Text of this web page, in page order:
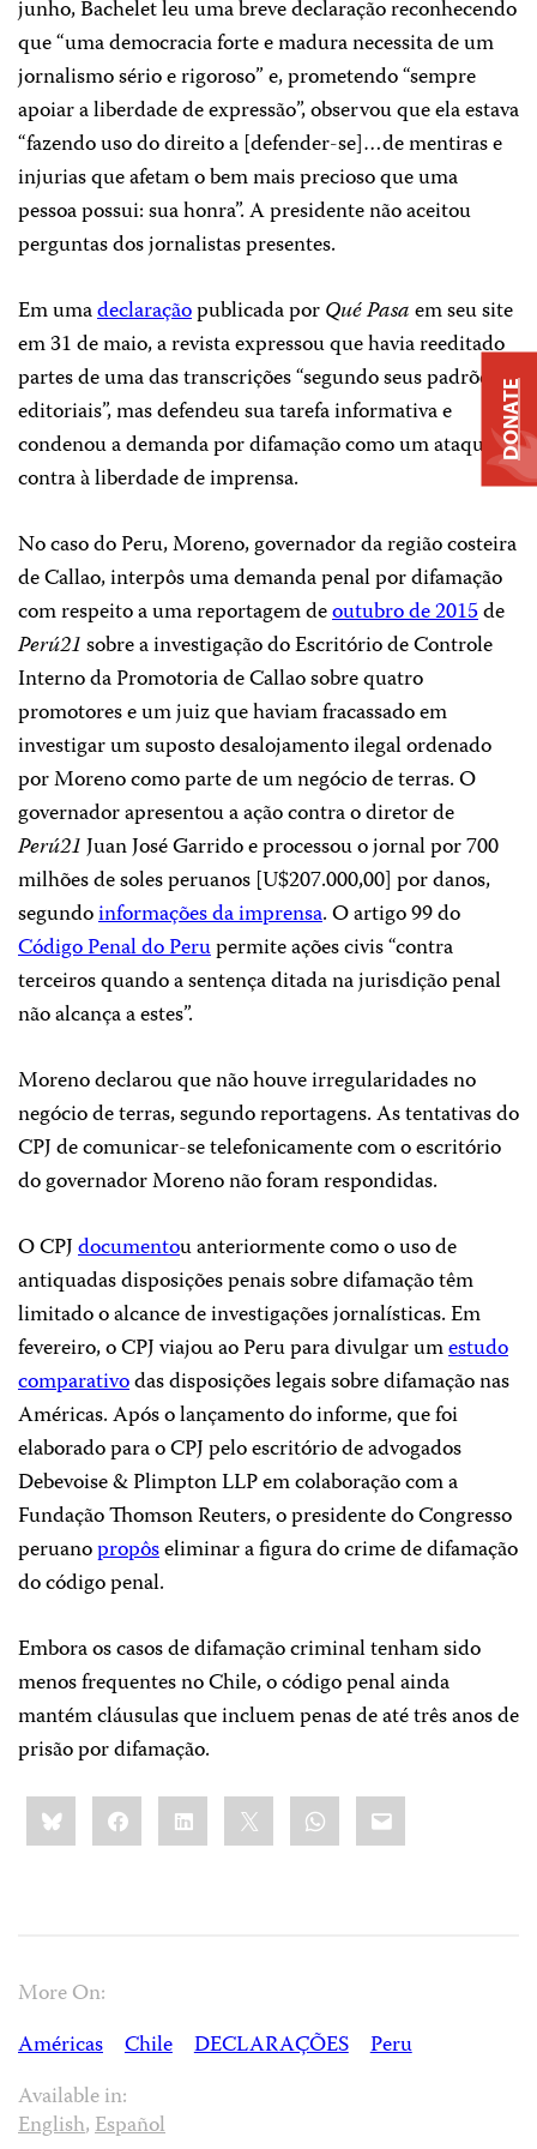
junho, Bachelet leu uma breve declaração reconhecendo
que “uma democracia forte e madura necessita de um
jornalismo sério e rigoroso” e, prometendo “sempre
apoiar a liberdade de expressão”, observou que ela estava
“fazendo uso do direito a [defender-se]…de mentiras e
injurias que afetam o bem mais precioso que uma
pessoa possui: sua honra”. A presidente não aceitou
perguntas dos jornalistas presentes.
Em umadeclaraçãopublicada porQué Pasaem seu site
em 31 de maio, a revista expressou que havia reeditado
partes de uma das transcrições “segundo seus padrões
editoriais”, mas defendeu sua tarefa informativa e
condenou a demanda por difamação como um ataque
contra à liberdade de imprensa.
No caso do Peru, Moreno, governador da região costeira
de Callao, interpôs uma demanda penal por difamação
com respeito a uma reportagem deoutubro de 2015de
Perú21sobre a investigação do Escritório de Controle
Interno da Promotoria de Callao sobre quatro
promotores e um juiz que haviam fracassado em
investigar um suposto desalojamento ilegal ordenado
por Moreno como parte de um negócio de terras. O
governador apresentou a ação contra o diretor de
Perú21Juan José Garrido e processou o jornal por 700
milhões de soles peruanos [U$207.000,00] por danos,
segundoinformações da imprensa. O artigo 99 do
Código Penal do Perupermite ações civis “contra
terceiros quando a sentença ditada na jurisdição penal
não alcança a estes”.
Moreno declarou que não houve irregularidades no
negócio de terras, segundo reportagens. As tentativas do
CPJ de comunicar-se telefonicamente com o escritório
do governador Moreno não foram respondidas.
O CPJdocumentou anteriormente como o uso de
antiquadas disposições penais sobre difamação têm
limitado o alcance de investigações jornalísticas. Em
fevereiro, o CPJ viajou ao Peru para divulgar umestudo
comparativodas disposições legais sobre difamação nas
Américas. Após o lançamento do informe, que foi
elaborado para o CPJ pelo escritório de advogados
Debevoise & Plimpton LLP em colaboração com a
Fundação Thomson Reuters, o presidente do Congresso
peruanopropôseliminar a figura do crime de difamação
do código penal.
Embora os casos de difamação criminal tenham sido
menos frequentes no Chile, o código penal ainda
mantém cláusulas que incluem penas de até três anos de
prisão por difamação.
Share
this:BlueskyFacebookLinkedIn WhatsApp
Email
More On:
Américas
Chile DECLARAÇÕES
Peru
Available in:
English,Español
DONATE